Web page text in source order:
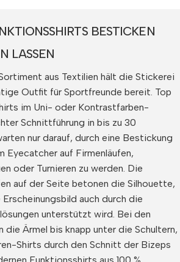
BESTICKEN
LASSEN
aus Textilien hält die Stickerei
Outfit für Sportfreunde bereit. Top
im Uni- oder Kontrastfarben-
Schnittführung in bis zu 30
nur darauf, durch eine Bestickung
Eyecatcher auf Firmenläufen,
oder Turnieren zu werden. Die
auf der Seite betonen die Silhouette,
auch durch die
unterstützt wird. Bei den
die Ärmel bis knapp unter die Schultern,
Shirts durch den Schnitt der Bizeps
Funktionsshirts aus 100 %